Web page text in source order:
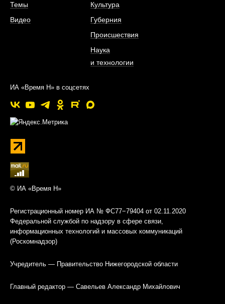
Темы
Видео
Культура
Губерния
Происшествия
Наука
и технологии
ИА «Время Н» в соцсетях
© ИА «Время Н»
Регистрационный номер ИА № ФС77−79404 от 02.11.2020
Федеральной службой по надзору в сфере связи,
информационных технологий и массовых коммуникаций
(Роскомнадзор)
Учредитель — Правительство Нижегородской области
Главный редактор — Савельев Александр Михайлович